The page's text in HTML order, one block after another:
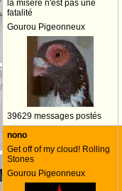
la misére n'est pas une
fatalité
Gourou Pigeonneux
39629 messages postés
nono
Get off of my cloud! Rolling
Stones
Gourou Pigeonneux